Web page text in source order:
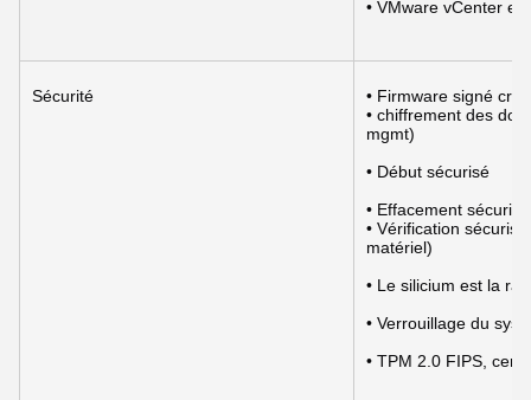
• VMware vCenter et
Sécurité
• Firmware signé
• chiffrement des
mgmt)
• Début sécurisé
• Effacement sécurisé
• Vérification
matériel)
• Le silicium est la
• Verrouillage du
• TPM 2.0 FIPS,